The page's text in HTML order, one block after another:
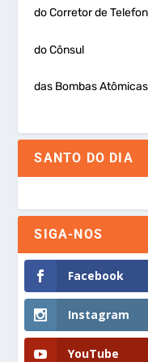
do Corretor de
do Cônsul
das Bombas Atômicas
SANTO DO DIA
SIGA-NOS
Facebook
Instagram
YouTube